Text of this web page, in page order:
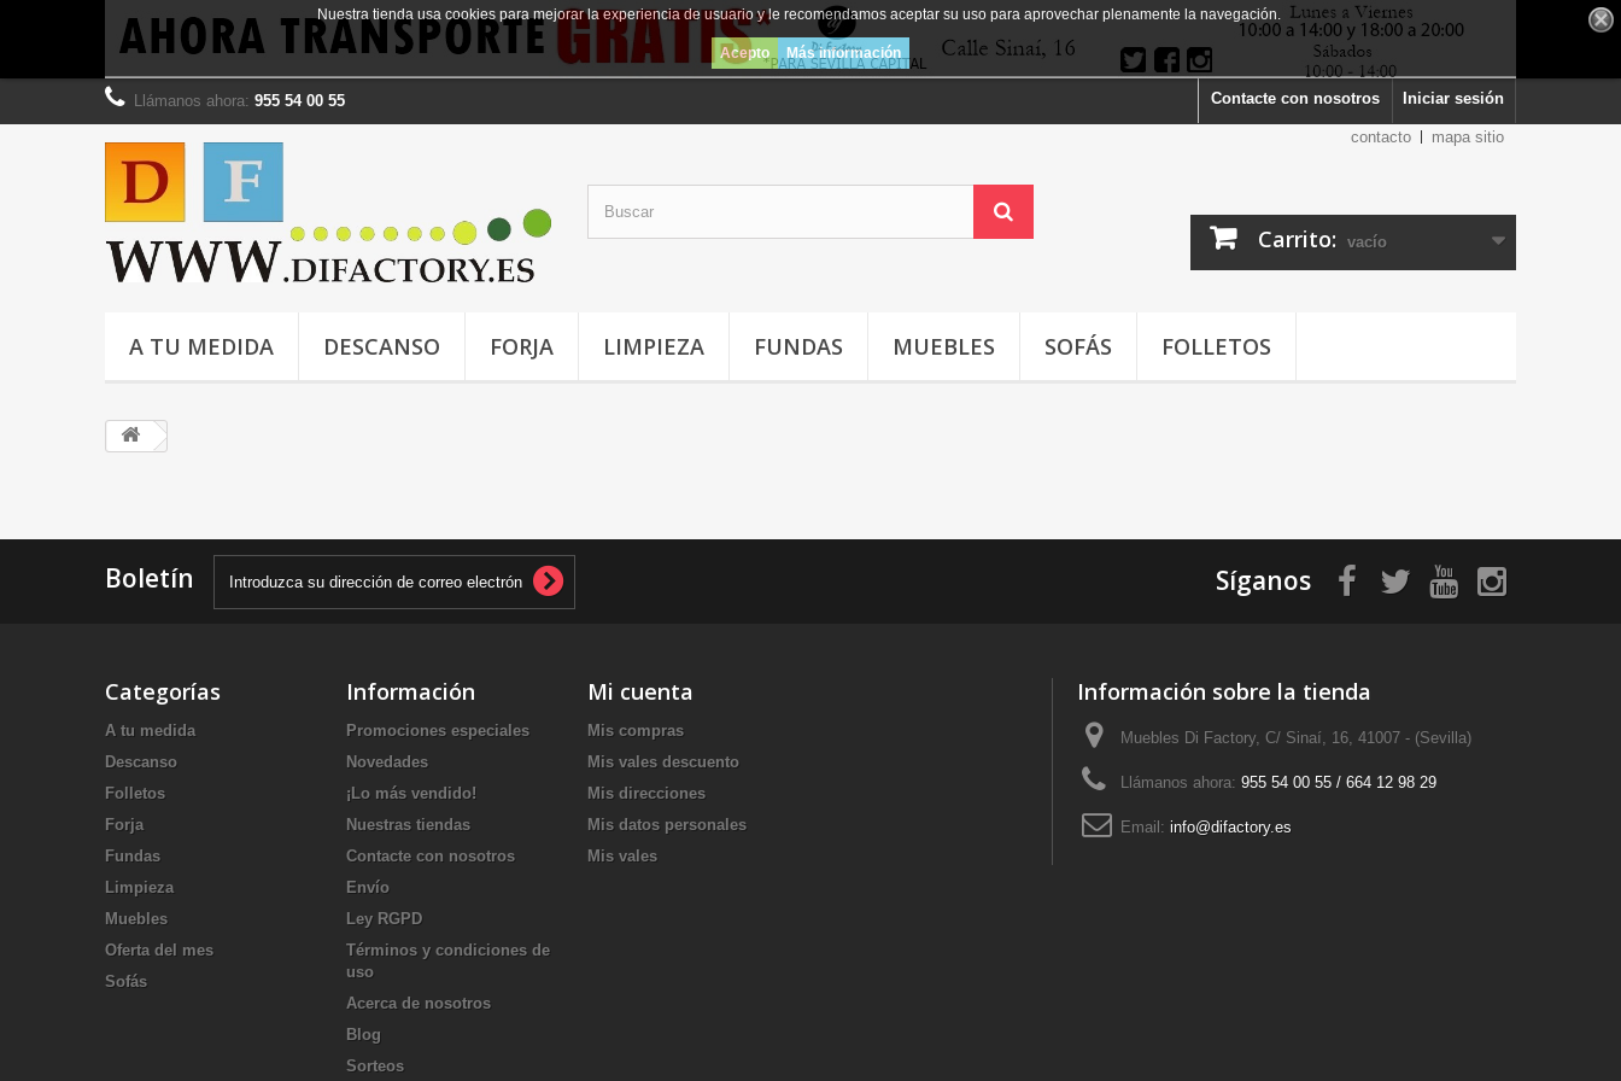
Iniciar sesión
Contacte con nosotros
Llámanos ahora: 955 54 00 55
contacto
mapa sitio
Nuestra tienda usa cookies para mejorar la experiencia de usuario y le recomendamos aceptar su uso para aprovechar plenamente la navegación.
Acepto Más información
Carrito: vacío
A TU MEDIDA DESCANSO FORJA LIMPIEZA FUNDAS MUEBLES SOFÁS FOLLETOS
Boletín Síganos
Categorías
A tu medida
Descanso
Folletos
Forja
Fundas
Limpieza
Muebles
Oferta del mes
Sofás
Información
Promociones especiales
Novedades
¡Lo más vendido!
Nuestras tiendas
Contacte con nosotros
Envío
Ley RGPD
Términos y condiciones de
uso
Acerca de nosotros
Blog
Sorteos
Mi cuenta
Mis compras
Mis vales descuento
Mis direcciones
Mis datos personales
Mis vales
Información sobre la tienda
Muebles Di Factory, C/ Sinaí, 16, 41007 - (Sevilla)
Llámanos ahora: 955 54 00 55 / 664 12 98 29
Email: info@difactory.es